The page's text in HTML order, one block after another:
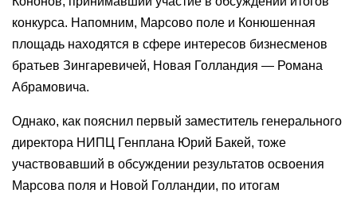
конкурса. Напомним, Марсово поле и Конюшенная
площадь находятся в сфере интересов бизнесменов
братьев Зингаревичей, Новая Голландия — Романа
Абрамовича.
Однако, как пояснил первый заместитель генерального
директора НИПЦ Генплана Юрий Бакей, тоже
участвовавший в обсуждении результатов освоения
Марсова поля и Новой Голландии, по итогам